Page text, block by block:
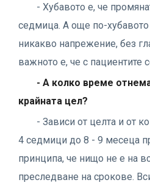
- Хубавото е, че
седмица. А още по-хубавото
никакво напрежение, без
важното е, че с пациентите
- А колко време
крайната цел?
- Зависи от целта и от
4 седмици до 8 - 9 месеца
принципа, че нищо не е на
преследване на срокове.